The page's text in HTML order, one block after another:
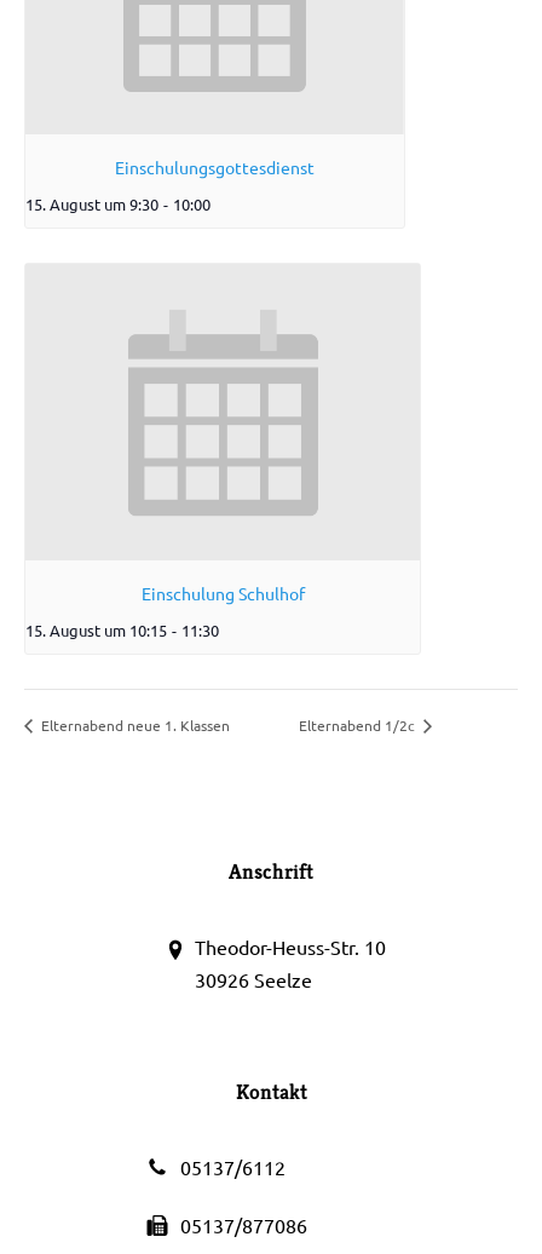
Einschulungsgottesdienst
15. August um 9:30 - 10:00
Einschulung Schulhof
15. August um 10:15 - 11:30
Elternabend neue 1. Klassen Elternabend 1/2c
Anschrift
Theodor-Heuss-Str. 10
30926 Seelze
Kontakt
05137/6112
05137/877086